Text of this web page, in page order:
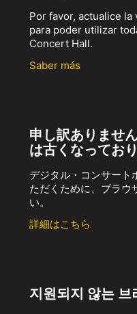
Por favor, actualice
para poder utilizar
Concert Hall.
Saber más
申し訳ありませ
は古くなってお
デジタル・コンサート
ただくために、ブラウ
い。
詳細はこちら
지원되지 않는